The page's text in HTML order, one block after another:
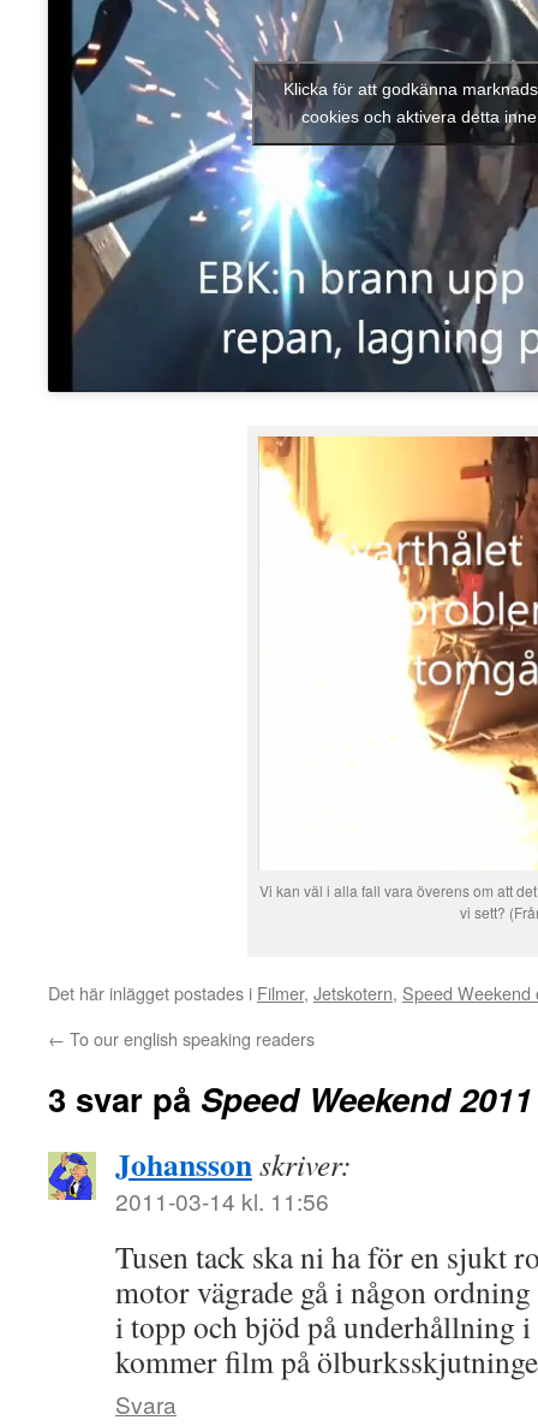
Klicka för att godkänna
cookies och aktivera detta
Vi kan väl i alla fall vara överens om att
vi sett?
Det här inlägget postades i Filmer, Jetskotern, Speed Weekend
← To our english speaking readers
3 svar på Speed Weekend
Johanssonskriver:
2011-03-14 kl. 11:56
Tusen tack ska ni ha för en sjukt
motor vägrade gå i någon
i topp och bjöd på underhållning i
kommer film på
Svara